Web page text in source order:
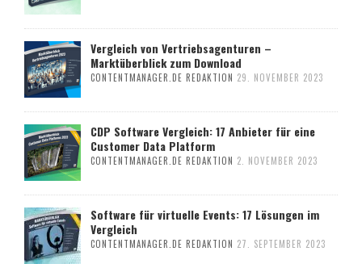
Vergleich von Vertriebsagenturen –
Marktüberblick zum Download
CONTENTMANAGER.DE REDAKTION 29. NOVEMBER 2023
CDP Software Vergleich: 17 Anbieter für eine
Customer Data Platform
CONTENTMANAGER.DE REDAKTION 2. NOVEMBER 2023
Software für virtuelle Events: 17 Lösungen im
Vergleich
CONTENTMANAGER.DE REDAKTION 27. SEPTEMBER 2023